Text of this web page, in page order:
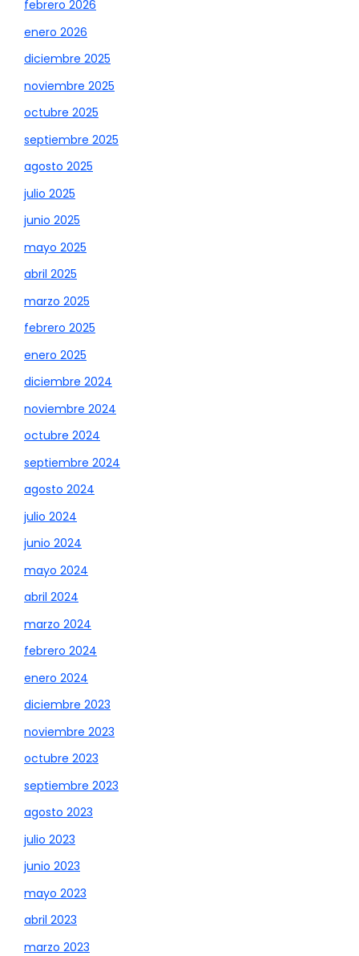
febrero 2026
enero 2026
diciembre 2025
noviembre 2025
octubre 2025
septiembre 2025
agosto 2025
julio 2025
junio 2025
mayo 2025
abril 2025
marzo 2025
febrero 2025
enero 2025
diciembre 2024
noviembre 2024
octubre 2024
septiembre 2024
agosto 2024
julio 2024
junio 2024
mayo 2024
abril 2024
marzo 2024
febrero 2024
enero 2024
diciembre 2023
noviembre 2023
octubre 2023
septiembre 2023
agosto 2023
julio 2023
junio 2023
mayo 2023
abril 2023
marzo 2023